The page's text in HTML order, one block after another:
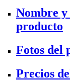
Nombre y
producto
Fotos del
Precios